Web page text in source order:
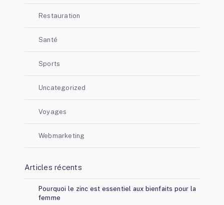
Restauration
Santé
Sports
Uncategorized
Voyages
Webmarketing
Articles récents
Pourquoi le zinc est essentiel aux bienfaits pour la
femme